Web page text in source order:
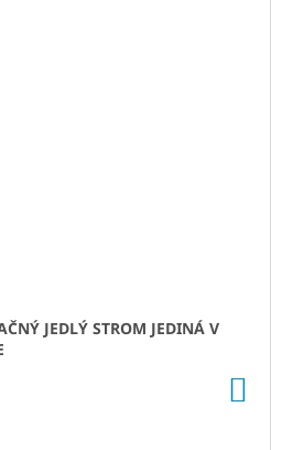
JEDLÝ STROM JEDINÁ V